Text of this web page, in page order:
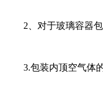
2、对于玻璃容器包
3.包装内顶空气体的